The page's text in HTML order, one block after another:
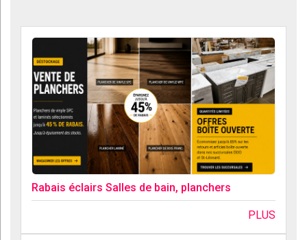
Rabais éclairs Salles de bain, planchers
PLUS